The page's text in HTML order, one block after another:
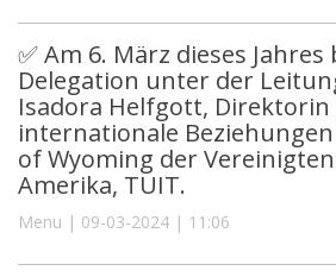
✅ Am 6. März dieses
Delegation unter der
Isadora Helfgott,
internationale
of Wyoming der
Amerika, TUIT.
Menu | 09-03-2024 | 11:06